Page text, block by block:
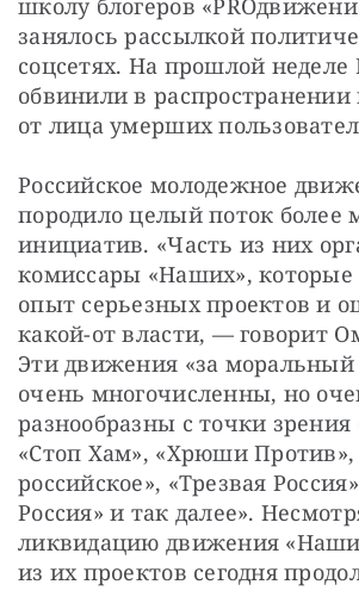
занялось рассылкой
соцсетях. На прошлой
обвинили в
от лица умерших
Российское молодежное
породило целый поток более
инициатив. «Часть из них
комиссары «Наших»,
опыт серьезных проектов и
какой-от власти, — говорит
Эти движения «за моральный
очень многочисленны, но
разнообразны с точки зрения
«Стоп Хам», «Хрюши
российское», «Трезвая
Россия» и так далее».
ликвидацию движения
из их проектов сегодня